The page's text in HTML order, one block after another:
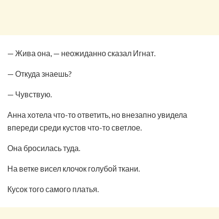
— Жива она, — неожиданно сказал Игнат.
— Откуда знаешь?
— Чувствую.
Анна хотела что-то ответить, но внезапно увидела
впереди среди кустов что-то светлое.
Она бросилась туда.
На ветке висел клочок голубой ткани.
Кусок того самого платья.